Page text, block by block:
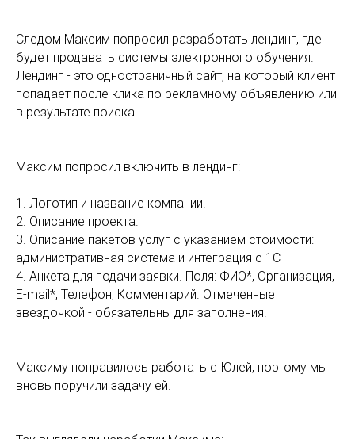
Следом Максим попросил разработать лендинг, где
будет продавать системы электронного обучения.
Лендинг - это одностраничный сайт, на который клиент
попадает после клика по рекламному объявлению или
в результате поиска.
Максим попросил включить в лендинг:
1. Логотип и название компании.
2. Описание проекта.
3. Описание пакетов услуг с указанием стоимости:
административная система и интеграция с 1С
4. Анкета для подачи заявки. Поля: ФИО*, Организация,
E-mail*, Телефон, Комментарий. Отмеченные
звездочкой - обязательны для заполнения.
Максиму понравилось работать с Юлей, поэтому мы
вновь поручили задачу ей.